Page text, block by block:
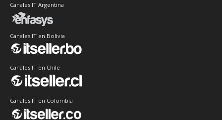
Canales IT Argentina
Canales IT en Bolivia
Canales IT en Chile
Canales IT en Colombia